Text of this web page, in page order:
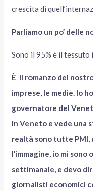
crescita di
Parliamo un po’ delle
Sono il 95% è il
È il romanzo del
imprese, le medie. Io
governatore del
in Veneto e vede una
realtà sono tutte PMI,
l’immagine, io mi
settimanale, e devo
giornalisti economici